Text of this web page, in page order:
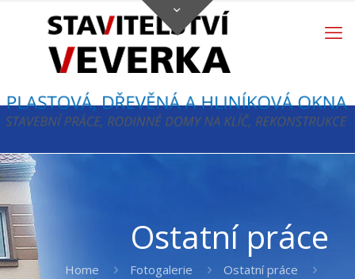
Ostatní práce
Home Fotogalerie
Ostatní práce